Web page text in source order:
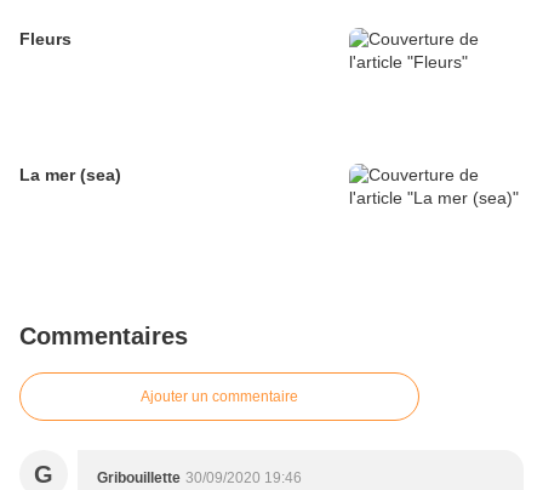
Fleurs
La mer (sea)
Commentaires
Ajouter un commentaire
G Gribouillette 30/09/2020 19:46